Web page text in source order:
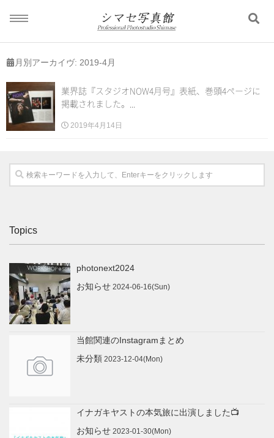
撮影メニュー
menu
七五三
入学入園
成人式
マタニティ
まめなけフォト(シニアフォト)
月別アーカイヴ: 2019-4月
業界誌『スタジオNOW4月号』表紙、巻頭4ページに
掲載されました。...
2019年4月14日
Topics
photonext2024
お知らせ 2024-06-16(Sun)
当館関連のInstagramまとめ
未分類 2023-12-04(Mon)
イナガキヤストの本気旅に出演しました📺
お知らせ 2023-01-30(Mon)